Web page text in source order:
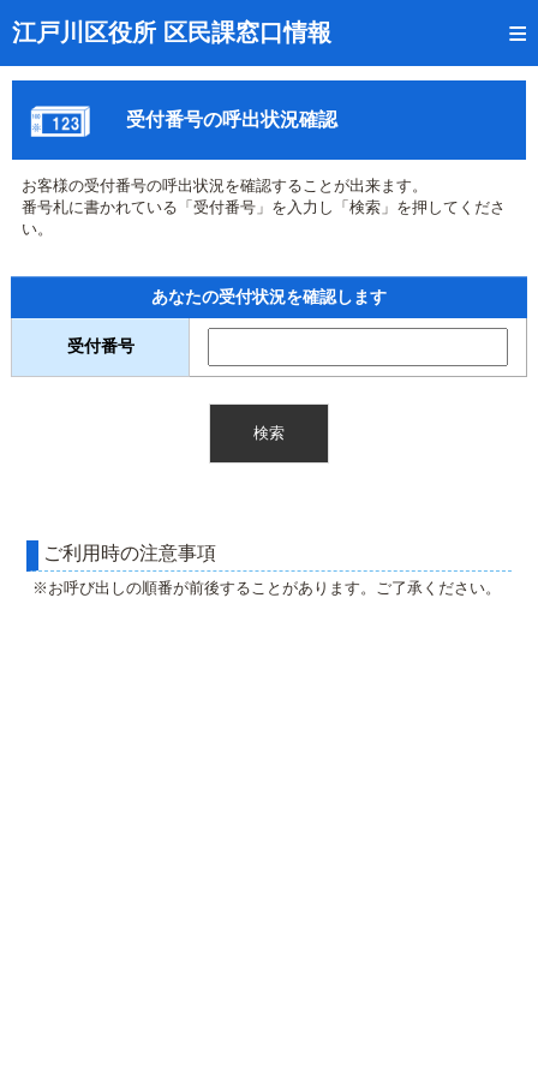
江戸川区役所 区民課窓口情報
トップページ
受付番号の呼出状況確認
証明書の交付状況確認
来庁日時の事前予約
事前予約の確認・取消
混雑予想カレンダー
受付番号の呼出状況確認
お客様の受付番号の呼出状況を確認することが出来ます。
番号札に書かれている「受付番号」を入力し「検索」を押してくださ
い。
あなたの受付状況を確認します
受付番号
ご利用時の注意事項
※お呼び出しの順番が前後することがあります。ご了承ください。